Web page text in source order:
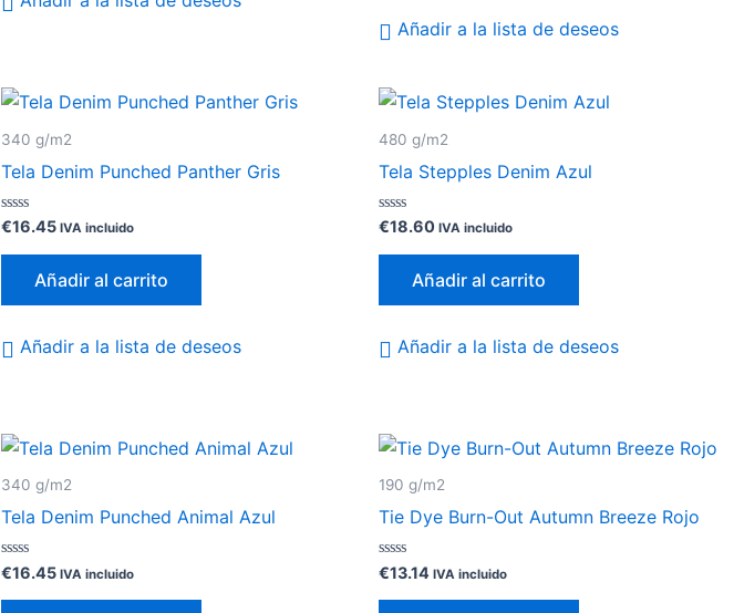
Añadir a la lista de deseos
340 g/m2
Tela Denim Punched Panther Gris
Valorado
0
€16.45 IVA incluido
Añadir al carrito
Añadir a la lista de deseos
480 g/m2
Tela Stepples Denim Azul
Valorado
0
€18.60 IVA incluido
Añadir al carrito
Añadir a la lista de deseos
340 g/m2
Tela Denim Punched Animal Azul
Valorado
0
€16.45 IVA incluido
190 g/m2
Tie Dye Burn-Out Autumn Breeze Rojo
Valorado
0
€13.14 IVA incluido